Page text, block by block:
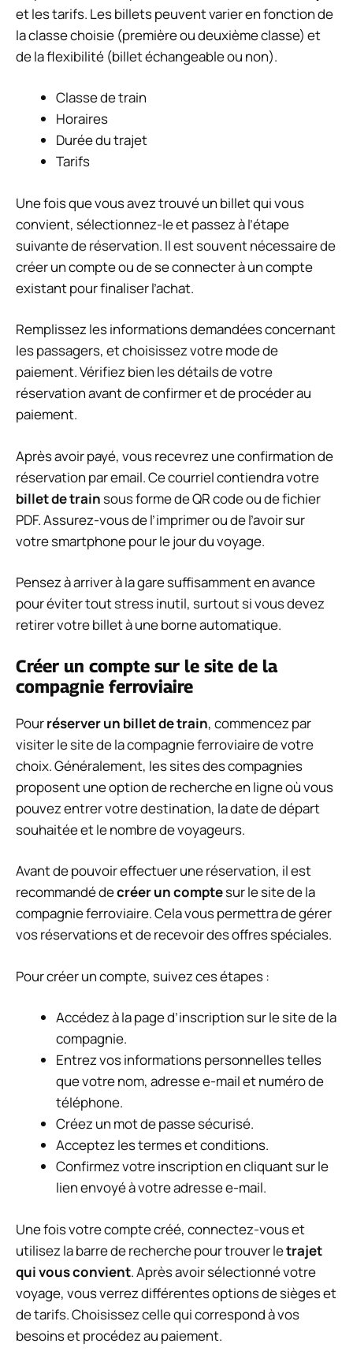
et les tarifs. Les billets peuvent varier en fonction de
la classe choisie (première ou deuxième classe) et
de la flexibilité (billet échangeable ou non).
Classe de train
Horaires
Durée du trajet
Tarifs
Une fois que vous avez trouvé un billet qui vous
convient, sélectionnez-le et passez à l’étape
suivante de réservation. Il est souvent nécessaire de
créer un compte ou de se connecter à un compte
existant pour finaliser l’achat.
Remplissez les informations demandées concernant
les passagers, et choisissez votre mode de
paiement. Vérifiez bien les détails de votre
réservation avant de confirmer et de procéder au
paiement.
Après avoir payé, vous recevrez une confirmation de
réservation par email. Ce courriel contiendra votre
billet de trainsous forme de QR code ou de fichier
PDF. Assurez-vous de l’imprimer ou de l’avoir sur
votre smartphone pour le jour du voyage.
Pensez à arriver à la gare suffisamment en avance
pour éviter tout stress inutil, surtout si vous devez
retirer votre billet à une borne automatique.
Créer un compte sur le site de la
compagnie ferroviaire
Pourréserver un billet de train, commencez par
visiter le site de la compagnie ferroviaire de votre
choix. Généralement, les sites des compagnies
proposent une option de recherche en ligne où vous
pouvez entrer votre destination, la date de départ
souhaitée et le nombre de voyageurs.
Avant de pouvoir effectuer une réservation, il est
recommandé decréer un comptesur le site de la
compagnie ferroviaire. Cela vous permettra de gérer
vos réservations et de recevoir des offres spéciales.
Pour créer un compte, suivez ces étapes :
Accédez à la page d’inscription sur le site de la
compagnie.
Entrez vos informations personnelles telles
que votre nom, adresse e-mail et numéro de
téléphone.
Créez un mot de passe sécurisé.
Acceptez les termes et conditions.
Confirmez votre inscription en cliquant sur le
lien envoyé à votre adresse e-mail.
Une fois votre compte créé, connectez-vous et
utilisez la barre de recherche pour trouver letrajet
qui vous convient. Après avoir sélectionné votre
voyage, vous verrez différentes options de sièges et
de tarifs. Choisissez celle qui correspond à vos
besoins et procédez au paiement.